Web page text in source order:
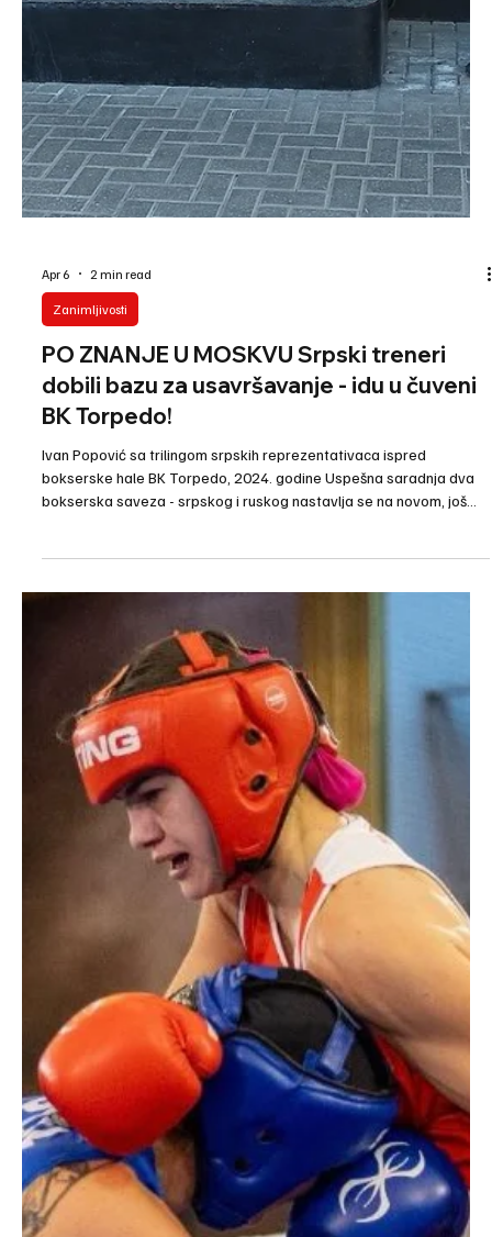
Apr 26 1 min read
Istaknuto
zahvalnica za razvoj boksa!
Predsednik Bokserskog saveza Srbije Nenad Borovčanin danas je
omladince i seniore, gde je dobio zahvalnicu za doprinos i razvoj
bokserskog sporta. Borovčanin je ličnim primerom još jednom
pokazao kolika je važnost regionalne saradnje i jačanja sportskih
odnosa svih susednih zemalja.